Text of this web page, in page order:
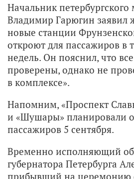
Начальник петербургского
Владимир Гарюгин заявил
новые станции
откроют для пассажиров в
недель. Он пояснил, что
проверены, однако не
в комплексе».
Напомним, «Проспект
и «Шушары» планировали
пассажиров 5 сентября.
Временно исполняющий
губернатора Петербурга
прибывший на церемонию